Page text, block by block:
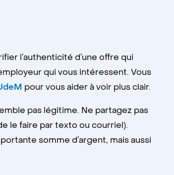
l’authenticité d’une offre qui
qui vous intéressent. Vous
pour vous aider à voir plus clair.
pas légitime. Ne partagez pas
le faire par texto ou courriel).
somme d’argent, mais aussi